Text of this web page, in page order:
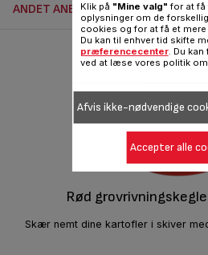
ANDET ANBEFALET TILBEHØR:
Rød
Skær nemt dine kartofler i skiver
Klik på "Mine valg" for at få
oplysninger om de
cookies og for at få et mere
Du kan til enhver tid skifte
præferencecenter. Du kan
ved at læse vores politik om
Afvis ikke-nødvendige
Accepter alle